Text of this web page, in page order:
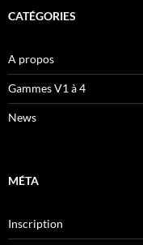
CATÉGORIES
A propos
Gammes V1 à 4
News
MÉTA
Inscription